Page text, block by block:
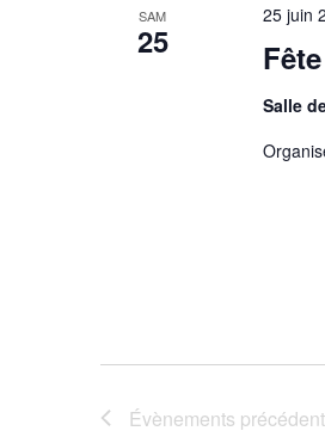
SAM
25
25 juin
Salle
Évènements